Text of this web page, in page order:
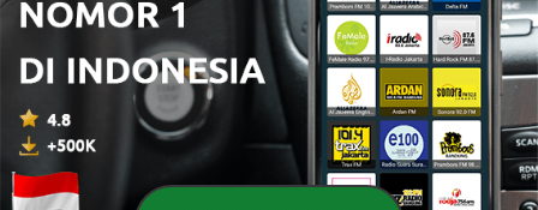
26 Jun 2026
295
‘Hierom houdt kabinet adem in met
stikstofplannen’
294 - ‘Koning kijkt met heel bijzondere supporter naar
eerste WK-wedstrijd Oranje’
12 Jun 2026